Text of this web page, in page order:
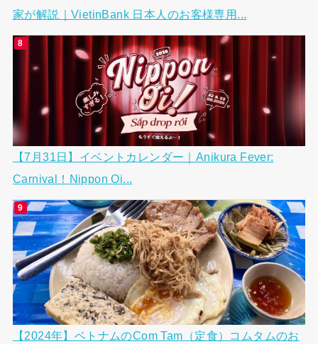
家が解説｜VietinBank 日本人のお客様専用...
【7月31日】イベントカレンダー｜Anikura Fever:
Carnival！Nippon Oi...
【2024年】ベトナムのCom Tam（定食）コムタムのお